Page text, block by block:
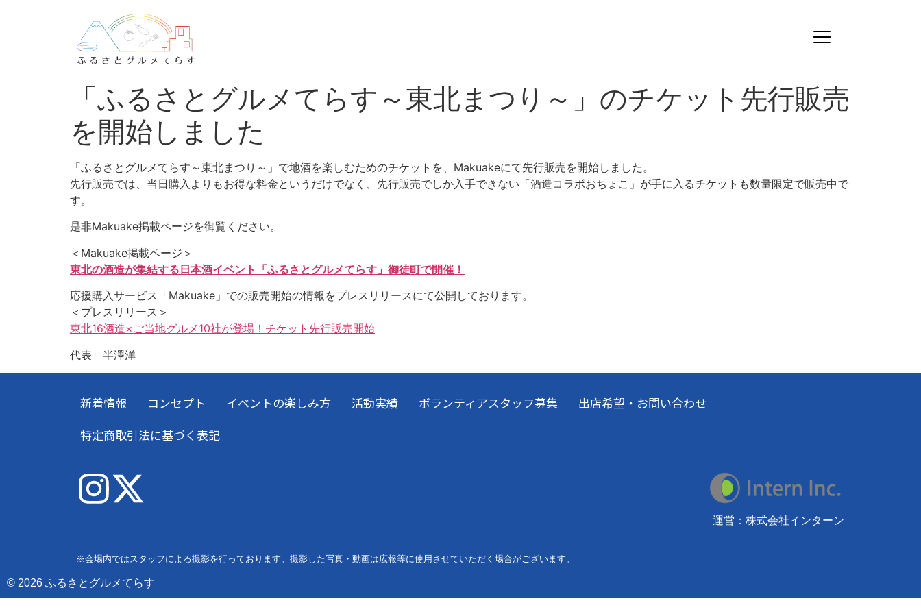
「ふるさとグルメてらす～東北まつり～」のチケット先行販売
を開始しました
「ふるさとグルメてらす～東北まつり～」で地酒を楽しむためのチケットを、Makuakeにて先行販売を開始しました。
先行販売では、当日購入よりもお得な料金というだけでなく、先行販売でしか入手できない「酒造コラボおちょこ」が手に入るチケットも数量限定で販売中で
す。
是非Makuake掲載ページを御覧ください。
＜Makuake掲載ページ＞
東北の酒造が集結する日本酒イベント「ふるさとグルメてらす」御徒町で開催！
応援購入サービス「Makuake」での販売開始の情報をプレスリリースにて公開しております。
＜プレスリリース＞
東北16酒造×ご当地グルメ10社が登場！チケット先行販売開始
代表 半澤洋
新着情報 コンセプト イベントの楽しみ方 活動実績 ボランティアスタッフ募集
出店希望・お問い合わせ
特定商取引法に基づく表記
運営：株式会社インターン
※会場内ではスタッフによる撮影を行っております。撮影した写真・動画は広報等に使用させていただく場合がございます。
© 2026 ふるさとグルメてらす